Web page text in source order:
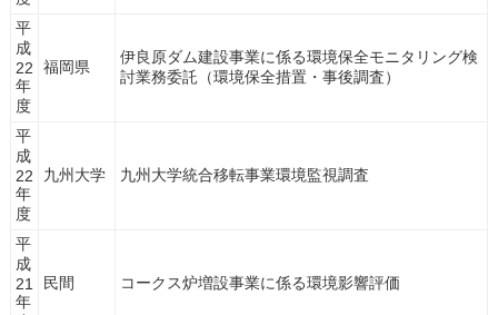
平
成
22
年
度
福岡県
伊良原ダム建設事業に係る環境保全モニタリング検
討業務委託（環境保全措置・事後調査）
平
成
22
年
度
九州大学 九州大学統合移転事業環境監視調査
平
成
21
年
民間 コークス炉増設事業に係る環境影響評価